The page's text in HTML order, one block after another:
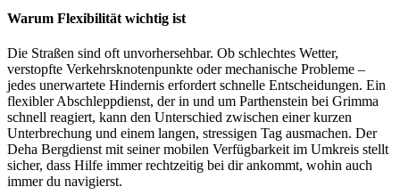
Warum Flexibilität wichtig ist
Die Straßen sind oft unvorhersehbar. Ob schlechtes Wetter,
verstopfte Verkehrsknotenpunkte oder mechanische Probleme –
jedes unerwartete Hindernis erfordert schnelle Entscheidungen. Ein
flexibler Abschleppdienst, der in und um Parthenstein bei Grimma
schnell reagiert, kann den Unterschied zwischen einer kurzen
Unterbrechung und einem langen, stressigen Tag ausmachen. Der
Deha Bergdienst mit seiner mobilen Verfügbarkeit im Umkreis stellt
sicher, dass Hilfe immer rechtzeitig bei dir ankommt, wohin auch
immer du navigierst.